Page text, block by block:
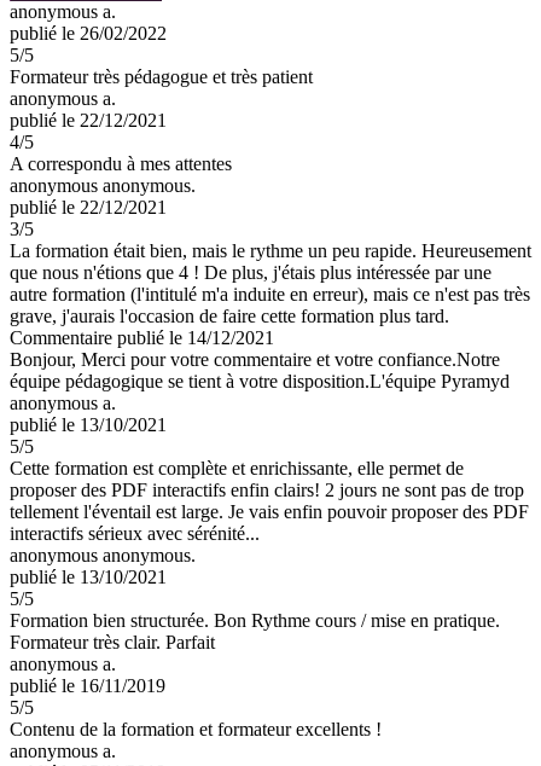
anonymous a.
publié le 26/02/2022
5/5
Formateur très pédagogue et très patient
anonymous a.
publié le 22/12/2021
4/5
A correspondu à mes attentes
anonymous anonymous.
publié le 22/12/2021
3/5
La formation était bien, mais le rythme un peu rapide. Heureusement
que nous n'étions que 4 ! De plus, j'étais plus intéressée par une
autre formation (l'intitulé m'a induite en erreur), mais ce n'est pas très
grave, j'aurais l'occasion de faire cette formation plus tard.
Commentaire publié le 14/12/2021
Bonjour, Merci pour votre commentaire et votre confiance.Notre
équipe pédagogique se tient à votre disposition.L'équipe Pyramyd
anonymous a.
publié le 13/10/2021
5/5
Cette formation est complète et enrichissante, elle permet de
proposer des PDF interactifs enfin clairs! 2 jours ne sont pas de trop
tellement l'éventail est large. Je vais enfin pouvoir proposer des PDF
interactifs sérieux avec sérénité...
anonymous anonymous.
publié le 13/10/2021
5/5
Formation bien structurée. Bon Rythme cours / mise en pratique.
Formateur très clair. Parfait
anonymous a.
publié le 16/11/2019
5/5
Contenu de la formation et formateur excellents !
anonymous a.